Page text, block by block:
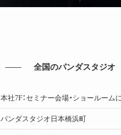
全国のパンダスタジオ
本社7F：セミナー会場・ショールーム
パンダスタジオ日本橋浜町